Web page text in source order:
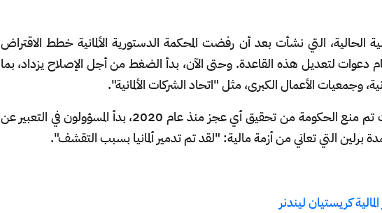
الحالية، التي نشأت بعد أن رفضت المحكمة الدستورية الألمانية خطط الاقتراض
دعوات لتعديل هذه القاعدة. وحتى الآن، بدأ الضغط من أجل الإصلاح يزداد، بما
وجمعيات الأعمال الكبرى، مثل "اتحاد الشركات الألمانية".
في بعض الولايات الألمانية، حيث تم منع الحكومة من تحقيق أي عجز منذ عام 2020، بدأ المسؤولون في التعبير عن
برلين التي تعاني من أزمة مالية: "لقد تم تدمير ألمانيا بسبب التقشف".
كريستيان ليندنر